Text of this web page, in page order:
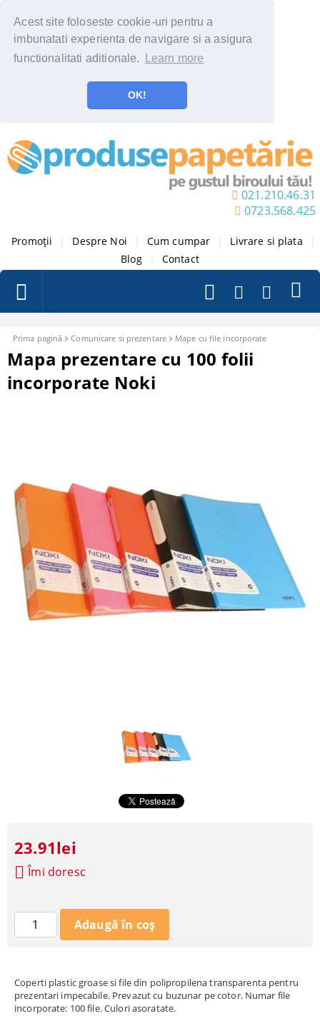
Acest site foloseste cookie-uri pentru a
imbunatati experienta de navigare si a asigura
functionalitati aditionale.
Learn more
OK!
021.210.46.31
0723.568.425
Promoții Despre Noi Cum cumpar Livrare si plata
Blog
Contact
Prima pagină Comunicare si prezentare Mape cu file incorporate
Mapa prezentare cu 100 folii
incorporate Noki
Coperti plastic groase si file din polipropilena transparenta pentru
prezentari impecabile. Prevazut cu buzunar pe cotor. Numar file
incorporate: 100 file. Culori asoratate.
23.91lei
Îmi doresc